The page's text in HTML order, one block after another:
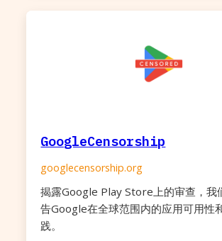
GoogleCensorship
googlecensorship.org
揭露Google Play Store上的审查，我
告Google在全球范围内的应用可用性
践。